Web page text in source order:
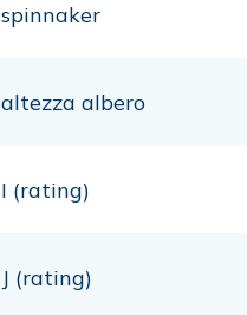
spinnaker
altezza albero
I (rating)
J (rating)